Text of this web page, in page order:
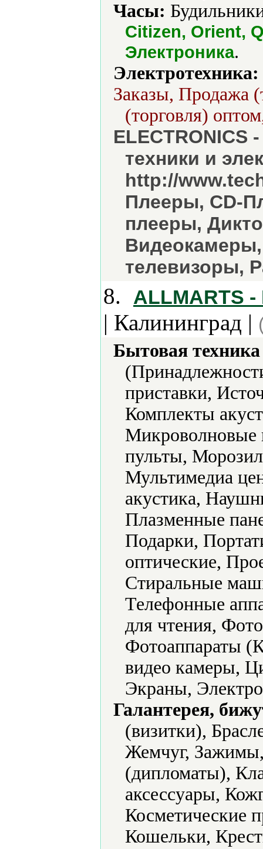
Часы:
Citizen, Orient,
Электроника.
Электротехника:
Заказы, Продажа
(торговля)
ELECTRONICS
техники и
http://
Плееры, СD-
плееры,
телевизоры,
8. ALLMARTS
| Калининград |
Бытовая
приставки,
Комплекты
пульты,
Мультимедиа
акустика,
Плазменные
Подарки,
оптические,
Стиральные
Телефонные
для чтения,
Фотоаппараты
видео камеры,
Экраны,
Галантерея,
(визитки),
Жемчуг,
(дипломаты),
аксессуары,
Косметические
Кошельки,